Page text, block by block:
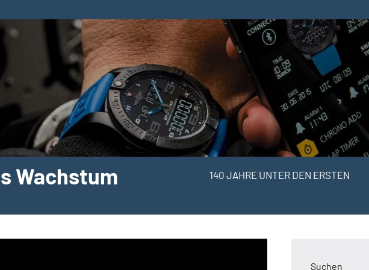
Wachstum 140 JAHRE UNTER DEN ERSTEN
Suchen